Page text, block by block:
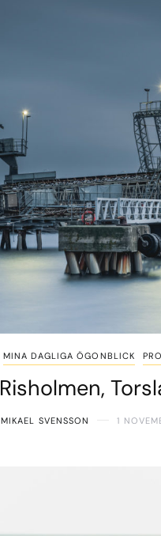
MINA DAGLIGA ÖGONBLICK
Risholmen,
MIKAEL SVENSSON 1